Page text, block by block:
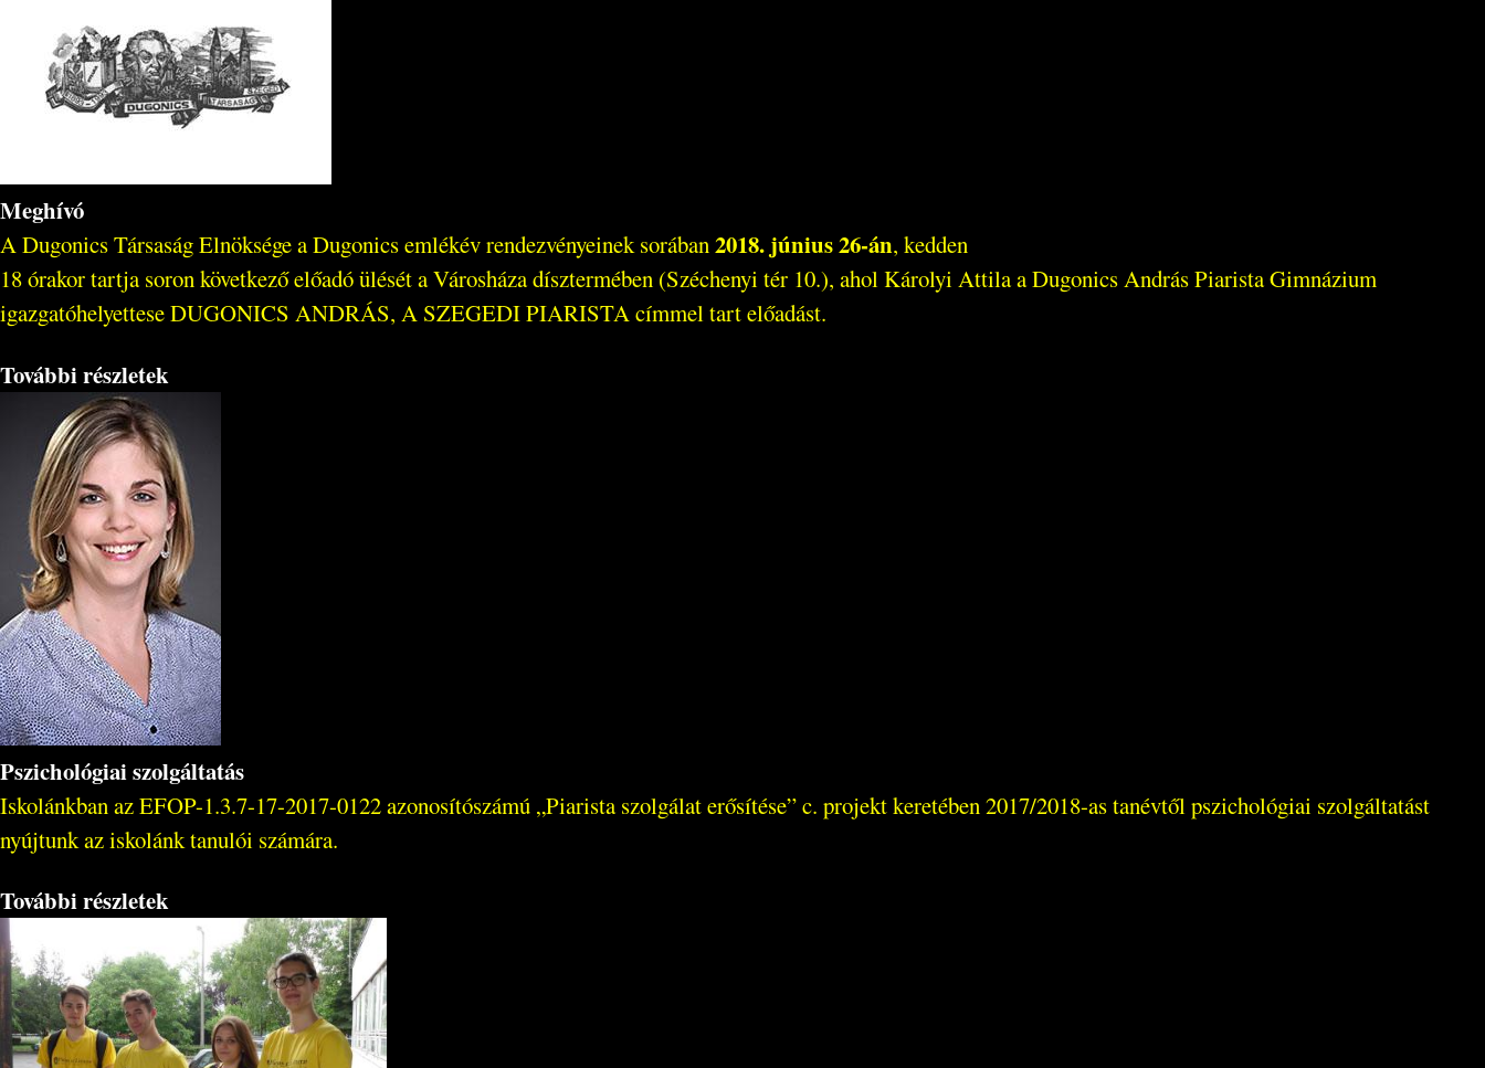
Meghívó
A Dugonics Társaság Elnöksége a Dugonics emlékév rendezvényeinek sorában 2018. június 26-án, kedden
18 órakor tartja soron következő előadó ülését a Városháza dísztermében (Széchenyi tér 10.), ahol Károlyi Attila a Dugonics András Piarista Gimnázium
igazgatóhelyettese DUGONICS ANDRÁS, A SZEGEDI PIARISTA címmel tart előadást.
További részletek
Pszichológiai szolgáltatás
Iskolánkban az EFOP-1.3.7-17-2017-0122 azonosítószámú „Piarista szolgálat erősítése” c. projekt keretében 2017/2018-as tanévtől pszichológiai szolgáltatást
nyújtunk az iskolánk tanulói számára.
További részletek